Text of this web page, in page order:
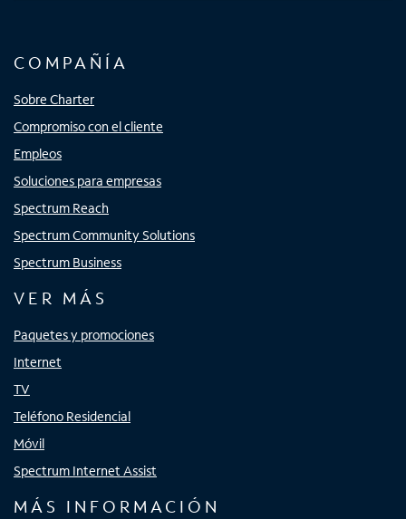
COMPAÑÍA
Sobre Charter
Compromiso con el cliente
Empleos
Soluciones para empresas
Spectrum Reach
Spectrum Community Solutions
Spectrum Business
VER MÁS
Paquetes y promociones
Internet
TV
Teléfono Residencial
Móvil
Spectrum Internet Assist
MÁS INFORMACIÓN